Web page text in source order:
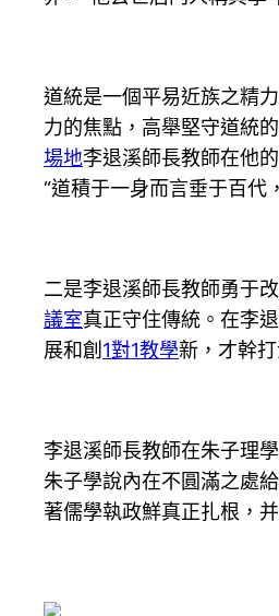
道統是一個平易近族之精
力的焦點，高舉堅守道統
場地李退溪師長教師在他
“道積于一身而言垂于百代
二是李退溪師長教師勇于
議室真正守住傳統。在李
展和創 1對1教學新，才幹
李退溪師長教師在朱子理
朱子學說內在不圓滿之處
著儒學執政鮮真正扎根，